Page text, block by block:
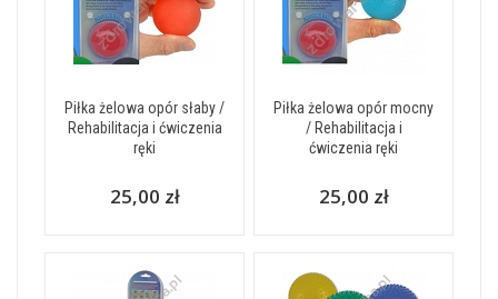
Piłka żelowa opór słaby /
Rehabilitacja i ćwiczenia
ręki
25,00 zł
Piłka żelowa opór mocny
/ Rehabilitacja i
ćwiczenia ręki
25,00 zł